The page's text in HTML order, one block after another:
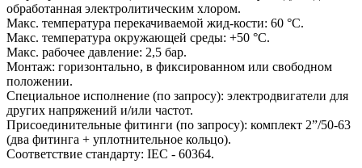
обработанная электролитическим хлором.
Макс. температура перекачиваемой жид-кости: 60 °C.
Макс. температура окружающей среды: +50 °C.
Макс. рабочее давление: 2,5 бар.
Монтаж: горизонтально, в фиксированном или свободном
положении.
Специальное исполнение (по запросу): электродвигатели для
других напряжений и/или частот.
Присоединительные фитинги (по запросу): комплект 2”/50-63
(два фитинга + уплотнительное кольцо).
Соответствие стандарту: IEC - 60364.